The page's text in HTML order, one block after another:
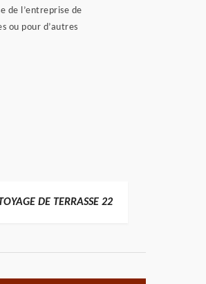
de l’entreprise de
ou pour d’autres
DE TERRASSE 22